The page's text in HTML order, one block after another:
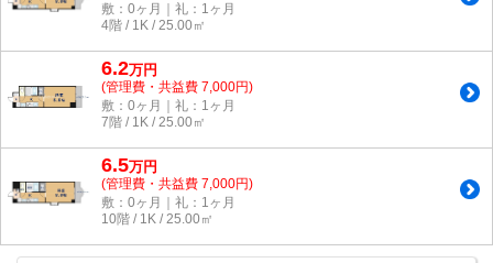
敷：0ヶ月｜礼：1ヶ月
4階 / 1K / 25.00㎡
6.2万円
(管理費・共益費 7,000円)
敷：0ヶ月｜礼：1ヶ月
7階 / 1K / 25.00㎡
6.5万円
(管理費・共益費 7,000円)
敷：0ヶ月｜礼：1ヶ月
10階 / 1K / 25.00㎡